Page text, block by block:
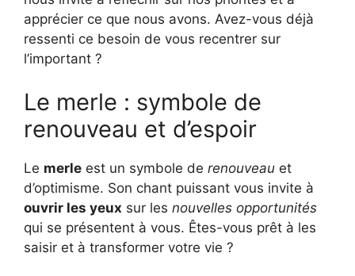
apprécier ce que nous avons. Avez-vous déjà
ressenti ce besoin de vous recentrer sur
l’important ?
Le merle : symbole de
renouveau et d’espoir
Le merle est un symbole de renouveau et
d’optimisme. Son chant puissant vous invite à
ouvrir les yeux sur les nouvelles opportunités
qui se présentent à vous. Êtes-vous prêt à les
saisir et à transformer votre vie ?